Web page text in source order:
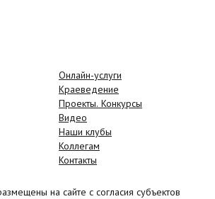
Онлайн-услуги
Краеведение
Проекты. Конкурсы
Видео
Наши клубы
Коллегам
Контакты
на сайте с согласия субъектов